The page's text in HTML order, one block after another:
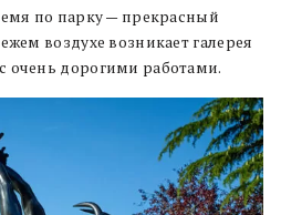
по парку — прекрасный
воздухе возникает галерея
очень дорогими работами.